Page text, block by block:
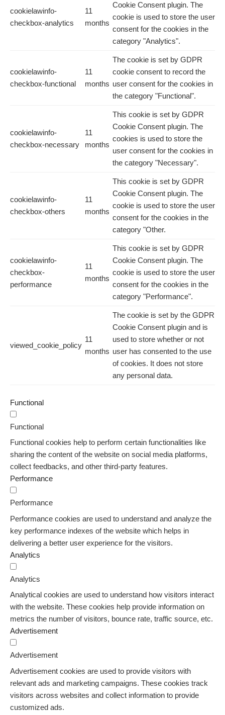
cookielawinfo-
checkbox-analytics
11
months
Cookie Consent plugin. The
cookie is used to store the user
consent for the cookies in the
category "Analytics".
cookielawinfo-
checkbox-functional
11
months
The cookie is set by GDPR
cookie consent to record the
user consent for the cookies in
the category "Functional".
cookielawinfo-
checkbox-necessary
11
months
This cookie is set by GDPR
Cookie Consent plugin. The
cookies is used to store the
user consent for the cookies in
the category "Necessary".
cookielawinfo-
checkbox-others
11
months
This cookie is set by GDPR
Cookie Consent plugin. The
cookie is used to store the user
consent for the cookies in the
category "Other.
cookielawinfo-
checkbox-
performance
11
months
This cookie is set by GDPR
Cookie Consent plugin. The
cookie is used to store the user
consent for the cookies in the
category "Performance".
viewed_cookie_policy
11
months
The cookie is set by the GDPR
Cookie Consent plugin and is
used to store whether or not
user has consented to the use
of cookies. It does not store
any personal data.
Functional
Functional
Functional cookies help to perform certain functionalities like
sharing the content of the website on social media platforms,
collect feedbacks, and other third-party features.
Performance
Performance
Performance cookies are used to understand and analyze the
key performance indexes of the website which helps in
delivering a better user experience for the visitors.
Analytics
Analytics
Analytical cookies are used to understand how visitors interact
with the website. These cookies help provide information on
metrics the number of visitors, bounce rate, traffic source, etc.
Advertisement
Advertisement
Advertisement cookies are used to provide visitors with
relevant ads and marketing campaigns. These cookies track
visitors across websites and collect information to provide
customized ads.